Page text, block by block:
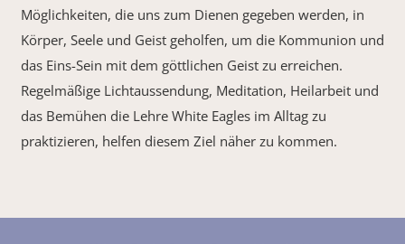
Möglichkeiten, die uns zum Dienen gegeben werden, in
Körper, Seele und Geist geholfen, um die Kommunion und
das Eins-Sein mit dem göttlichen Geist zu erreichen.
Regelmäßige Lichtaussendung, Meditation, Heilarbeit und
das Bemühen die Lehre White Eagles im Alltag zu
praktizieren, helfen diesem Ziel näher zu kommen.